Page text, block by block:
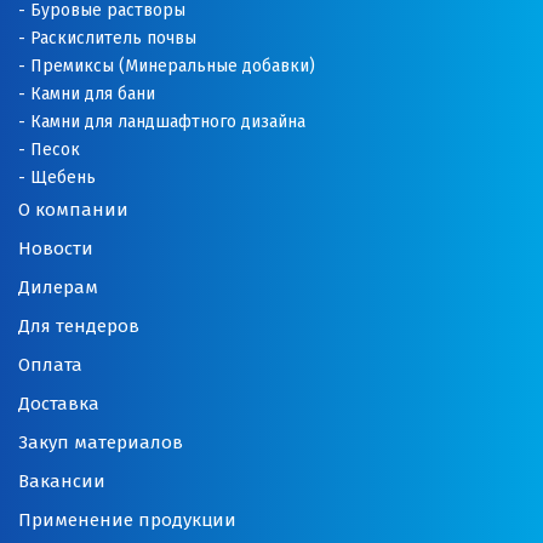
Оренбург
Орехово-Зуево
П
Павловский Посад
Пенза
Пермь
Походилова
Псков
О компании
Новости
Дилерам
Для тендеров
Оплата
Доставка
Закуп материалов
Вакансии
Применение продукции
Буровые растворы
Раскислитель почвы
Премиксы (Минеральные добавки)
Камни для бани
Камни для ландшафтного дизайна
Песок
Щебень